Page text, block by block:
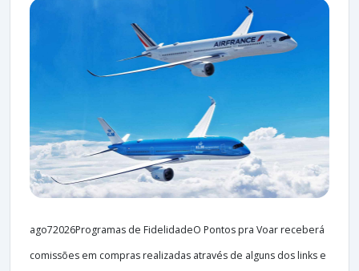
ago72026Programas de FidelidadeO Pontos pra Voar receberá
comissões em compras realizadas através de alguns dos links e